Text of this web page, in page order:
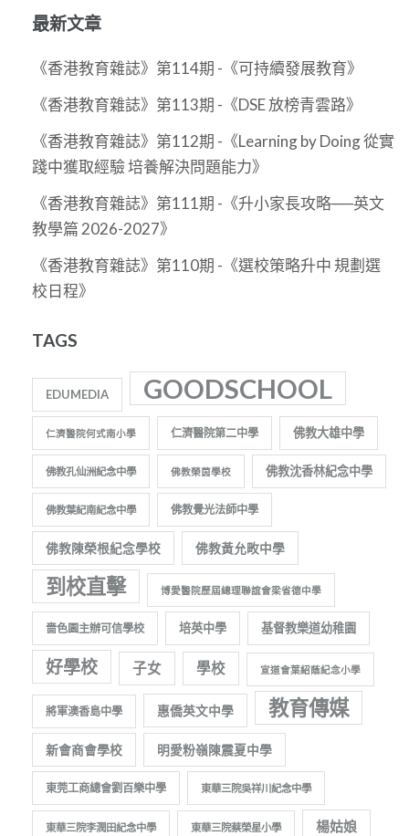
最新文章
《香港教育雜誌》第114期 -《可持續發展教育》
《香港教育雜誌》第113期 -《DSE 放榜青雲路》
《香港教育雜誌》第112期 -《Learning by Doing 從實
踐中獲取經驗 培養解決問題能力》
《香港教育雜誌》第111期 -《升小家長攻略──英文
教學篇 2026-2027》
《香港教育雜誌》第110期 -《選校策略升中 規劃選
校日程》
TAGS
EDUMEDIA GOODSCHOOL
仁濟醫院何式南小學 仁濟醫院第二中學 佛教大雄中學
佛教孔仙洲紀念中學 佛教榮茵學校 佛教沈香林紀念中學
佛教葉紀南紀念中學 佛教覺光法師中學
佛教陳榮根紀念學校 佛教黃允畋中學
到校直擊 博愛醫院歷屆總理聯誼會梁省德中學
嗇色園主辦可信學校 培英中學 基督教樂道幼稚園
好學校 子女 學校 宣道會葉紹蔭紀念小學
將軍澳香島中學 惠僑英文中學 教育傳媒
新會商會學校 明愛粉嶺陳震夏中學
東莞工商總會劉百樂中學 東華三院吳祥川紀念中學
東華三院李潤田紀念中學 東華三院蔡榮星小學 楊姑娘